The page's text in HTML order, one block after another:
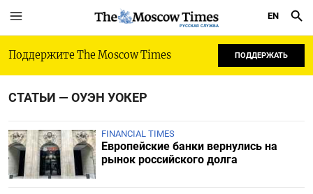
РУССКАЯ СЛУЖБА
EN
Поддержите The Moscow Times ПОДДЕРЖАТЬ
СТАТЬИ — ОУЭН УОКЕР
FINANCIAL TIMES
Европейские банки вернулись на
рынок российского долга